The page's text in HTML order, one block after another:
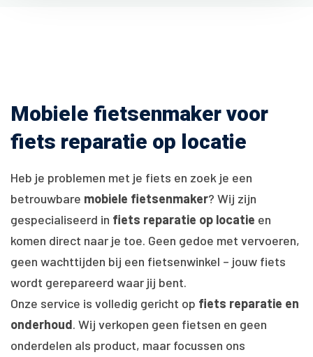
Mobiele fietsenmaker voor
fiets reparatie op locatie
Heb je problemen met je fiets en zoek je een
betrouwbare mobiele fietsenmaker? Wij zijn
gespecialiseerd in fiets reparatie op locatie en
komen direct naar je toe. Geen gedoe met vervoeren,
geen wachttijden bij een fietsenwinkel – jouw fiets
wordt gerepareerd waar jij bent.
Onze service is volledig gericht op fiets reparatie en
onderhoud. Wij verkopen geen fietsen en geen
onderdelen als product, maar focussen ons